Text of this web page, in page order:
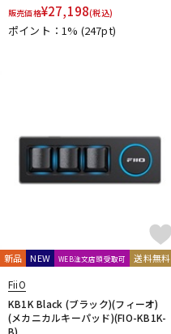
販売価格¥27,198(税込)
ポイント：1% (247pt)
新品 NEW WEB注文店頭受取可 送料無料
FiiO
KB1K Black (ブラック)(フィーオ)
(メカニカルキーパッド)(FIO-KB1K-